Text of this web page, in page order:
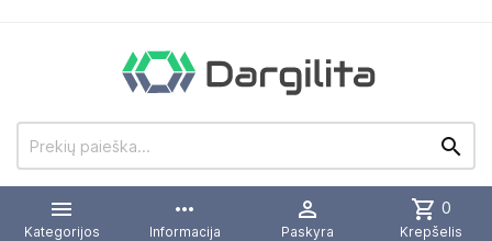


Kategorijos
more_horiz
Informacija

Paskyra
shopping_cart 0
Krepšelis